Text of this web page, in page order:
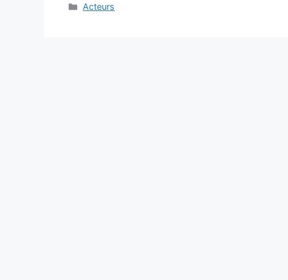
Categories
Acteurs